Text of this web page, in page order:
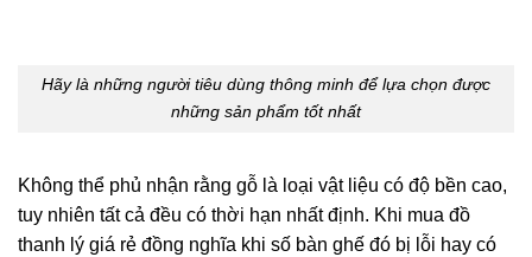
Hãy là những người tiêu dùng thông minh để lựa chọn được
những sản phẩm tốt nhất
Không thể phủ nhận rằng gỗ là loại vật liệu có độ bền cao,
tuy nhiên tất cả đều có thời hạn nhất định. Khi mua đồ
thanh lý giá rẻ đồng nghĩa khi số bàn ghế đó bị lỗi hay có